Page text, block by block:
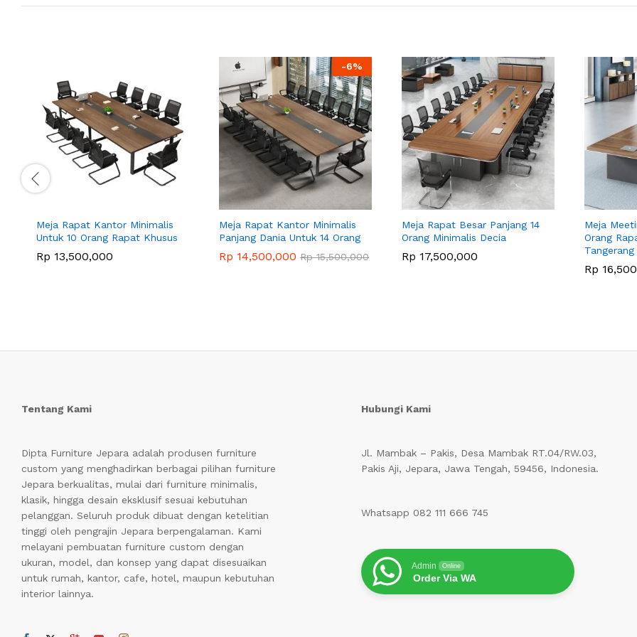
Meja Rapat Kantor Minimalis
Untuk 10 Orang Rapat Khusus
Rp 13,500,000
-6%
Meja Rapat Kantor Minimalis
Panjang Dania Untuk 14 Orang
Rp 14,500,000 Rp15,500,000
Meja Rapat Besar Panjang 14
Orang Minimalis Decia
Rp 17,500,000
Meja
Orang
Tangerang
Rp
Tentang Kami
Dipta Furniture Jepara adalah produsen furniture
custom yang menghadirkan berbagai pilihan furniture
Jepara berkualitas, mulai dari furniture minimalis,
klasik, hingga desain eksklusif sesuai kebutuhan
pelanggan. Seluruh produk dibuat dengan ketelitian
tinggi oleh pengrajin Jepara berpengalaman. Kami
melayani pembuatan furniture custom dengan
ukuran, model, dan konsep yang dapat disesuaikan
untuk rumah, kantor, cafe, hotel, maupun kebutuhan
interior lainnya.
Hubungi Kami
Jl. Mambak – Pakis, Desa Mambak RT.04/RW.03,
Pakis Aji, Jepara, Jawa Tengah, 59456, Indonesia.
Whatsapp 082 111 666 745
Admin Online
Order Via WA